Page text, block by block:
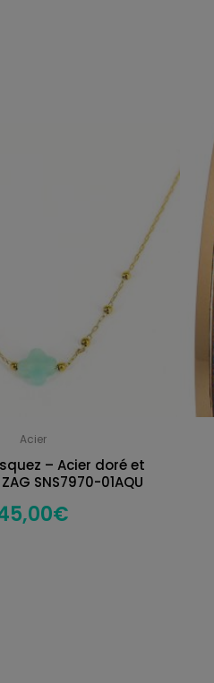
Acier
– Acier doré et
SNS7970-01AQU
€